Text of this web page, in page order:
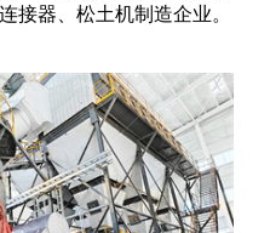
接器、松土机制造企业。